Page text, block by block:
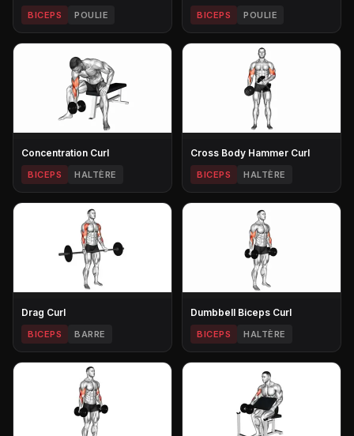
BICEPS POULIE BICEPS POULIE
Concentration Curl
BICEPS HALTÈRE
Cross Body Hammer Curl
BICEPS HALTÈRE
Drag Curl
BICEPS BARRE
Dumbbell Biceps Curl
BICEPS HALTÈRE